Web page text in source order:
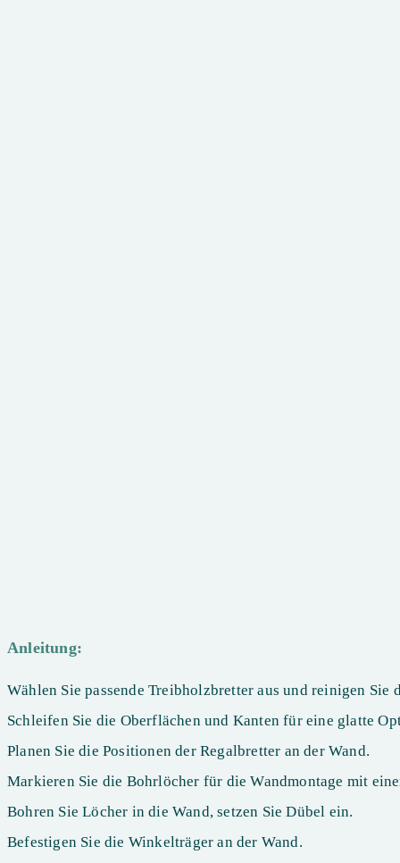
Anleitung:
Wählen Sie passende Treibholzbretter aus und reinigen Sie
Schleifen Sie die Oberflächen und Kanten für eine glatte
Planen Sie die Positionen der Regalbretter an der Wand.
Markieren Sie die Bohrlöcher für die Wandmontage mit
Bohren Sie Löcher in die Wand, setzen Sie Dübel ein.
Befestigen Sie die Winkelträger an der Wand.